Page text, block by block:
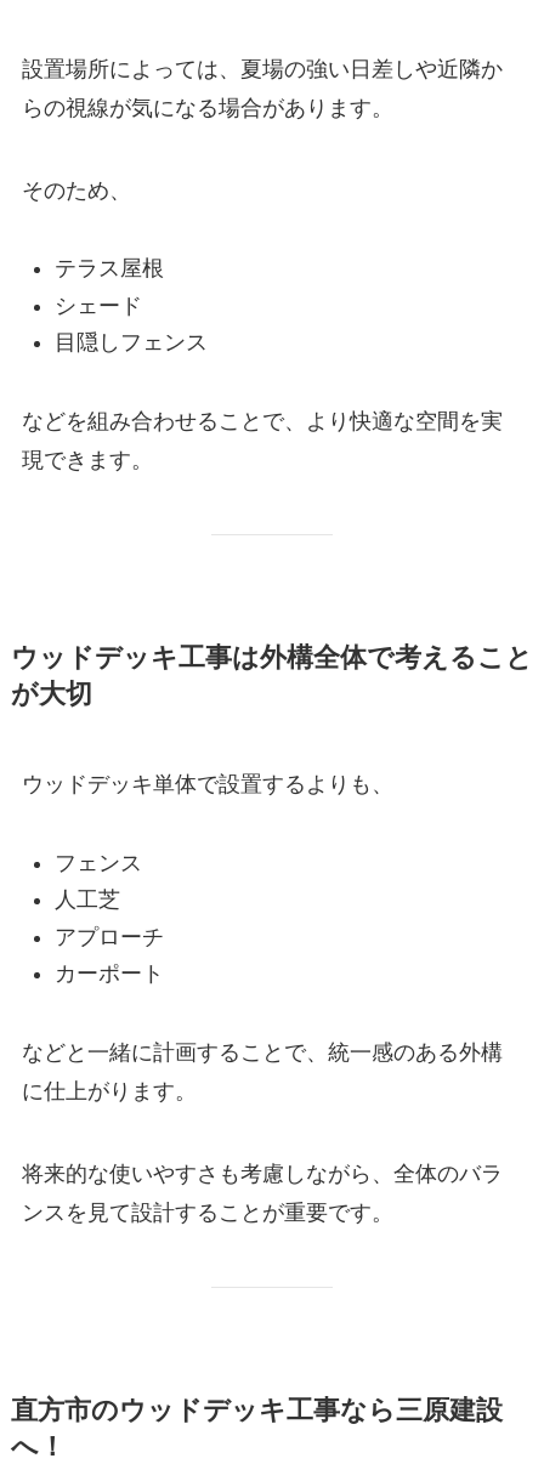
設置場所によっては、夏場の強い日差しや近隣か
らの視線が気になる場合があります。
そのため、
テラス屋根
シェード
目隠しフェンス
などを組み合わせることで、より快適な空間を実
現できます。
ウッドデッキ工事は外構全体で考えること
が大切
ウッドデッキ単体で設置するよりも、
フェンス
人工芝
アプローチ
カーポート
などと一緒に計画することで、統一感のある外構
に仕上がります。
将来的な使いやすさも考慮しながら、全体のバラ
ンスを見て設計することが重要です。
直方市のウッドデッキ工事なら三原建設
へ！